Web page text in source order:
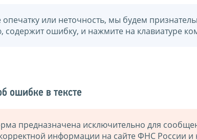
опечатку или неточность, мы будем
содержит ошибку, и нажмите на клавиатуре
ошибке в тексте
предназначена исключительно для
информации на сайте ФНС России и